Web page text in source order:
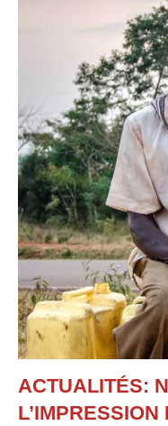
ACTUALITÉS:
L’IMPRESSION